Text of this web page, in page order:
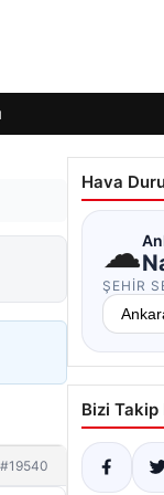
#19540
Hava
☁
ŞEHIR
Bizi Takip